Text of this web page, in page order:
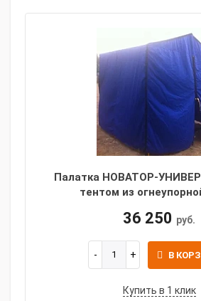
Палатка НОВАТОР-
тентом из
36 250 руб.
В
Купить в 1 клик